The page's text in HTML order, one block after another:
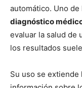
automático. Uno
diagnóstico
evaluar la salud de
los resultados
Su uso se extiende